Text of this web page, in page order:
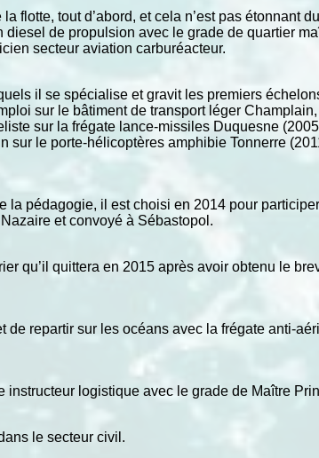
flotte, tout d’abord, et cela n’est pas étonnant
de propulsion avec le grade de quartier
secteur aviation carburéacteur.
il se spécialise et gravit les premiers
sur le bâtiment de transport léger
sur la frégate lance-missiles Duquesne
sur le porte-hélicoptères amphibie Tonnerre
la pédagogie, il est choisi en 2014 pour
et convoyé à Sébastopol.
qu’il quittera en 2015 après avoir obtenu le
repartir sur les océans avec la frégate anti-
instructeur logistique avec le grade de Maître
le secteur civil.